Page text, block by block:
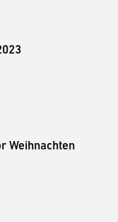
Weihnachten